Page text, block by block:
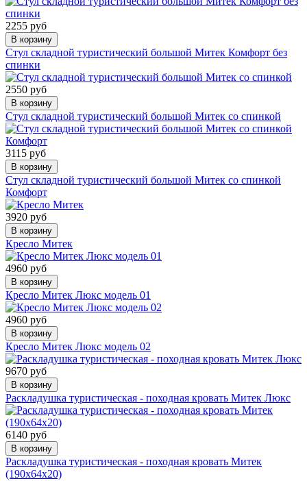
2255 руб
В корзину
Стул складной туристический большой Митек Комфорт без
спинки
2550 руб
В корзину
Стул складной туристический большой Митек со спинкой
3115 руб
В корзину
Стул складной туристический большой Митек со спинкой
Комфорт
3920 руб
В корзину
Кресло Митек
4960 руб
В корзину
Кресло Митек Люкс модель 01
4960 руб
В корзину
Кресло Митек Люкс модель 02
9670 руб
В корзину
Раскладушка туристическая - походная кровать Митек Люкс
6140 руб
В корзину
Раскладушка туристическая - походная кровать Митек
(190х64х20)